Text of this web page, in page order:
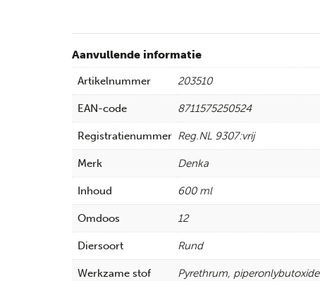
Aanvullende informatie
Artikelnummer 203510
EAN-code 8711575250524
Registratienummer Reg.NL 9307:vrij
Merk Denka
Inhoud 600 ml
Omdoos 12
Diersoort Rund
Werkzame stof Pyrethrum, piperonlybutoxide